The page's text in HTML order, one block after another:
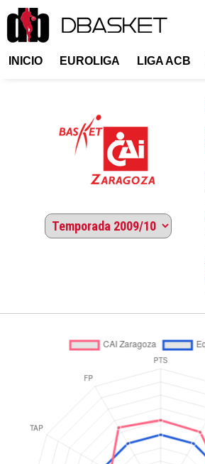
INICIO EUROLIGA LIGA ACB